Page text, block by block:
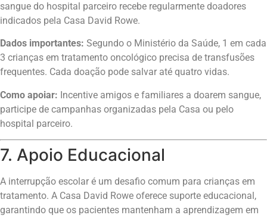
sangue do hospital parceiro recebe regularmente doadores
indicados pela Casa David Rowe.
Dados importantes: Segundo o Ministério da Saúde, 1 em cada
3 crianças em tratamento oncológico precisa de transfusões
frequentes. Cada doação pode salvar até quatro vidas.
Como apoiar: Incentive amigos e familiares a doarem sangue,
participe de campanhas organizadas pela Casa ou pelo
hospital parceiro.
7. Apoio Educacional
A interrupção escolar é um desafio comum para crianças em
tratamento. A Casa David Rowe oferece suporte educacional,
garantindo que os pacientes mantenham a aprendizagem em